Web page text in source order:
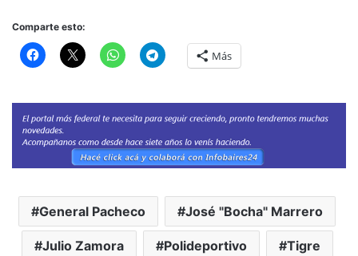
Comparte esto:
Más
General Pacheco José "Bocha" Marrero
Julio Zamora Polideportivo Tigre